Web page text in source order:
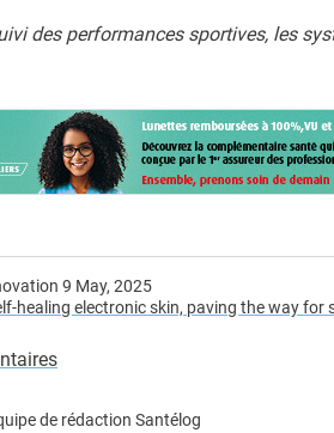
des performances sportives, les
9 May, 2025
healing electronic skin, paving the way for
de rédaction Santélog